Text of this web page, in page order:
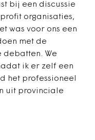
bij een discussie
organisaties,
was voor ons een
met de
We
ik er zelf een
het professioneel
uit provinciale